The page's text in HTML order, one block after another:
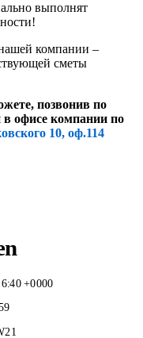
выполнят
компании –
сметы
позвонив по
в офисе компании по
10, оф.114